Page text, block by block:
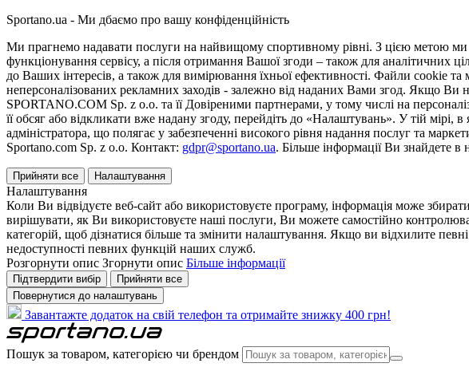
Sportano.ua - Ми дбаємо про вашу конфіденційність
Ми прагнемо надавати послуги на найвищому спортивному рівні. З цією метою ми
функціонування сервісу, а після отримання Вашої згоди – також для аналітичних
до Ваших інтересів, а також для вимірювання їхньої ефективності. Файли cookie та
неперсоналізованих рекламних заходів - залежно від наданих Вами згод. Якщо
SPORTANO.COM Sp. z o.o. та її Довіреними партнерами, у тому числі на
її обсяг або відкликати вже надану згоду, перейдіть до «Налаштувань». У тій
адміністратора, що полягає у забезпеченні високого рівня надання послуг та
Sportano.com Sp. z o.o. Контакт: gdpr@sportano.ua. Більше інформації Ви знайдете в
Прийняти все Налаштування
Налаштування
Коли Ви відвідуєте веб-сайт або використовуєте програму, інформація може
вирішувати, як Ви використовуєте наші послуги, Ви можете самостійно
категорій, щоб дізнатися більше та змінити налаштування. Якщо ви відхилите
недоступності певних функцій наших служб.
Розгорнути опис Згорнути опис Більше інформації
Підтвердити вибір
Прийняти все
Повернутися до налаштувань
Завантажте додаток на свій телефон та отримайте знижку 400 грн!
Пошук за товаром, категорією чи брендом